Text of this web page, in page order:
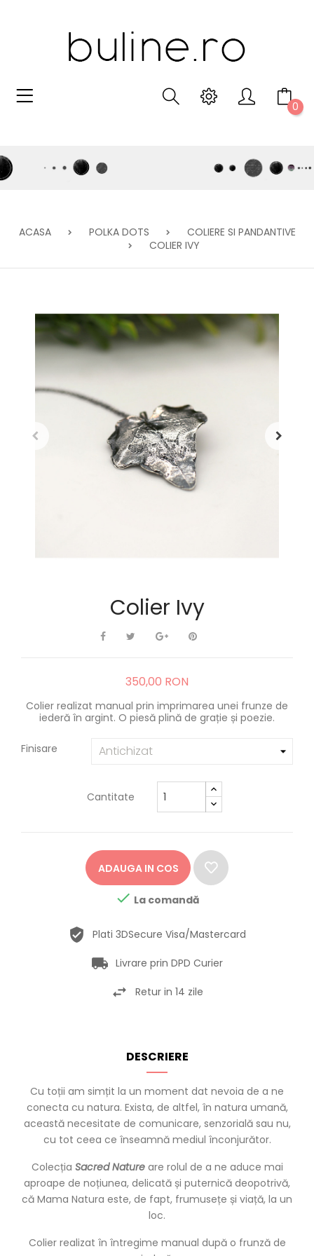
0
ACASA POLKA DOTS
COLIERE SI PANDANTIVE
COLIER IVY
Colier Ivy
350,00 RON
Colier realizat manual prin imprimarea unei frunze de
iederă în argint. O piesă plină de grație și poezie.
Finisare
Cantitate
ADAUGA IN COS
 La comandă
Plati 3DSecure Visa/Mastercard
Livrare prin DPD Curier
Retur in 14 zile
DESCRIERE
Cu toții am simțit la un moment dat nevoia de a ne
conecta cu natura. Exista, de altfel, în natura umană,
această necesitate de comunicare, senzorială sau nu,
cu tot ceea ce înseamnă mediul înconjurător.
Colecția Sacred Nature are rolul de a ne aduce mai
aproape de noțiunea, delicată și puternică deopotrivă,
că Mama Natura este, de fapt, frumusețe și viață, la un
loc.
Colier realizat în întregime manual după o frunză de